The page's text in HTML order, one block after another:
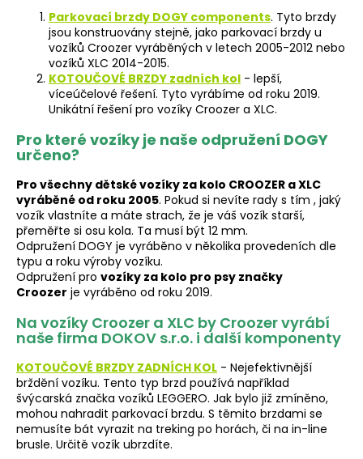
Parkovací brzdy DOGY components. Tyto brzdy
jsou konstruovány stejně, jako parkovací brzdy u
vozíků Croozer vyráběných v letech 2005-2012 nebo
vozíků XLC 2014-2015.
KOTOUČOVÉ BRZDY zadních kol - lepší,
víceúčelové řešení. Tyto vyrábíme od roku 2019.
Unikátní řešení pro vozíky Croozer a XLC.
Pro které vozíky je naše odpružení DOGY
určeno?
Pro všechny dětské vozíky za kolo CROOZER a XLC
vyráběné od roku 2005. Pokud si nevíte rady s tím , jaký
vozík vlastníte a máte strach, že je váš vozík starší,
přeměřte si osu kola. Ta musí být 12 mm.
Odpružení DOGY je vyráběno v několika provedeních dle
typu a roku výroby vozíku.
Odpružení pro vozíky za kolo pro psy značky
Croozer je vyráběno od roku 2019.
Na vozíky Croozer a XLC by Croozer vyrábí
naše firma DOKOV s.r.o. i další komponenty
KOTOUČOVÉ BRZDY ZADNÍCH KOL - Nejefektivnější
brždění vozíku. Tento typ brzd používá například
švýcarská značka vozíků LEGGERO. Jak bylo již zmíněno,
mohou nahradit parkovací brzdu. S těmito brzdami se
nemusíte bát vyrazit na treking po horách, či na in-line
brusle. Určitě vozík ubrzdíte.